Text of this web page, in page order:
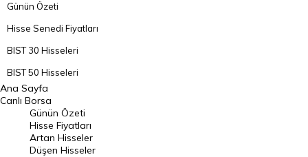
Günün Özeti
Hisse Senedi Fiyatları
BIST 30 Hisseleri
BIST 50 Hisseleri
BIST 100 Hisseleri
En Çok Artan Hisseler
En Çok Düşen Hisseler
Ana Sayfa
Canlı Borsa
Günün Özeti
Hisse Fiyatları
Artan Hisseler
Düşen Hisseler